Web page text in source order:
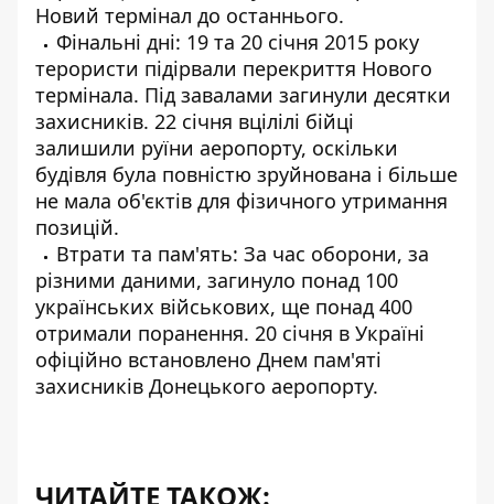
Новий термінал до останнього.
Фінальні дні: 19 та 20 січня 2015 року
терористи підірвали перекриття Нового
термінала. Під завалами загинули десятки
захисників. 22 січня вцілілі бійці
залишили руїни аеропорту, оскільки
будівля була повністю зруйнована і більше
не мала об'єктів для фізичного утримання
позицій.
Втрати та пам'ять: За час оборони, за
різними даними, загинуло понад 100
українських військових, ще понад 400
отримали поранення. 20 січня в Україні
офіційно встановлено Днем пам'яті
захисників Донецького аеропорту.
ЧИТАЙТЕ ТАКОЖ: